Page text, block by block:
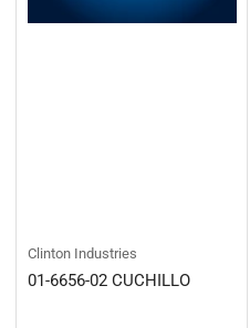
Clinton Industries
01-6656-02 CUCHILLO